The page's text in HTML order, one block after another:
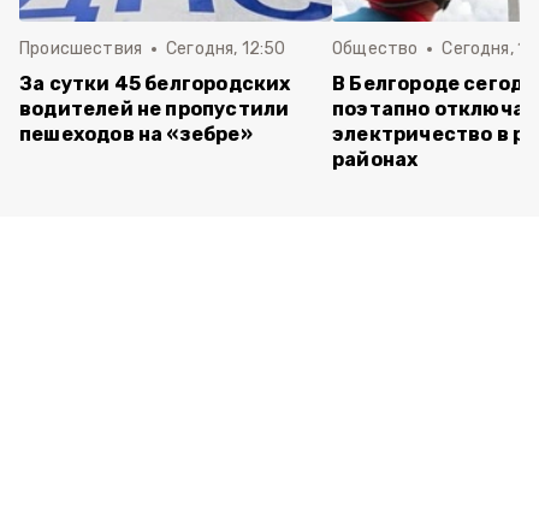
Происшествия Сегодня, 12:50
За сутки 45 белгородских
водителей не пропустили
пешеходов на «зебре»
Общество Сегодня,
В Белгороде
поэтапно отключат
электричество в
районах